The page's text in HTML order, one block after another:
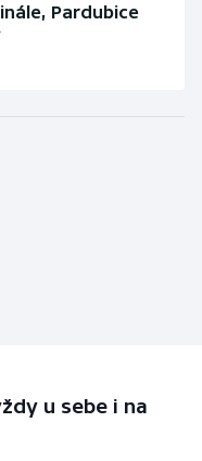
Pardubice
u sebe i na